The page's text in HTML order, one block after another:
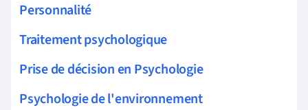
Personnalité
Traitement psychologique
Prise de décision en Psychologie
Psychologie de l'environnement